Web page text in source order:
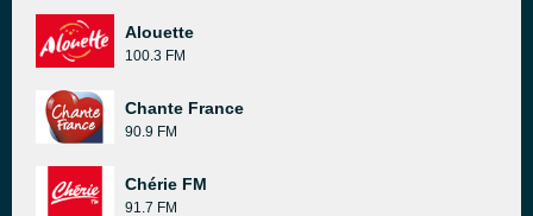
Alouette
100.3 FM
Chante France
90.9 FM
Chérie FM
91.7 FM